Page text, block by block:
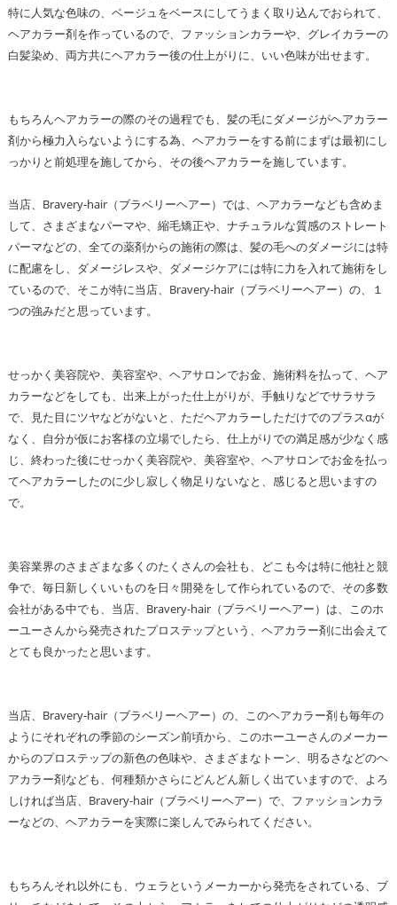
特に人気な色味の、ベージュをベースにしてうまく取り込んでおられて、
ヘアカラー剤を作っているので、ファッションカラーや、グレイカラーの
白髪染め、両方共にヘアカラー後の仕上がりに、いい色味が出せます。
もちろんヘアカラーの際のその過程でも、髪の毛にダメージがヘアカラー
剤から極力入らないようにする為、ヘアカラーをする前にまずは最初にし
っかりと前処理を施してから、その後ヘアカラーを施しています。
当店、Bravery-hair（ブラベリーヘアー）では、ヘアカラーなども含めま
して、さまざまなパーマや、縮毛矯正や、ナチュラルな質感のストレート
パーマなどの、全ての薬剤からの施術の際は、髪の毛へのダメージには特
に配慮をし、ダメージレスや、ダメージケアには特に力を入れて施術をし
ているので、そこが特に当店、Bravery-hair（ブラベリーヘアー）の、１
つの強みだと思っています。
せっかく美容院や、美容室や、ヘアサロンでお金、施術料を払って、ヘア
カラーなどをしても、出来上がった仕上がりが、手触りなどでサラサラ
で、見た目にツヤなどがないと、ただヘアカラーしただけでのプラスαが
なく、自分が仮にお客様の立場でしたら、仕上がりでの満足感が少なく感
じ、終わった後にせっかく美容院や、美容室や、ヘアサロンでお金を払っ
てヘアカラーしたのに少し寂しく物足りないなと、感じると思いますの
で。
美容業界のさまざまな多くのたくさんの会社も、どこも今は特に他社と競
争で、毎日新しくいいものを日々開発をして作られているので、その多数
会社がある中でも、当店、Bravery-hair（ブラベリーヘアー）は、このホ
ーユーさんから発売されたプロステップという、ヘアカラー剤に出会えて
とても良かったと思います。
当店、Bravery-hair（ブラベリーヘアー）の、このヘアカラー剤も毎年の
ようにそれぞれの季節のシーズン前頃から、このホーユーさんのメーカー
からのプロステップの新色の色味や、さまざまなトーン、明るさなどのヘ
アカラー剤なども、何種類かさらにどんどん新しく出ていますので、よろ
しければ当店、Bravery-hair（ブラベリーヘアー）で、ファッションカラ
ーなどの、ヘアカラーを実際に楽しんでみられてください。
もちろんそれ以外にも、ウェラというメーカーから発売をされている、ブ